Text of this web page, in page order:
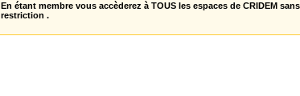
En étant membre vous accèderez à TOUS les espaces de CRIDEM
restriction .